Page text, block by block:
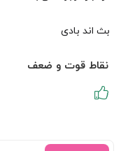
بث اند بادی
نقاط قوت و ضعف